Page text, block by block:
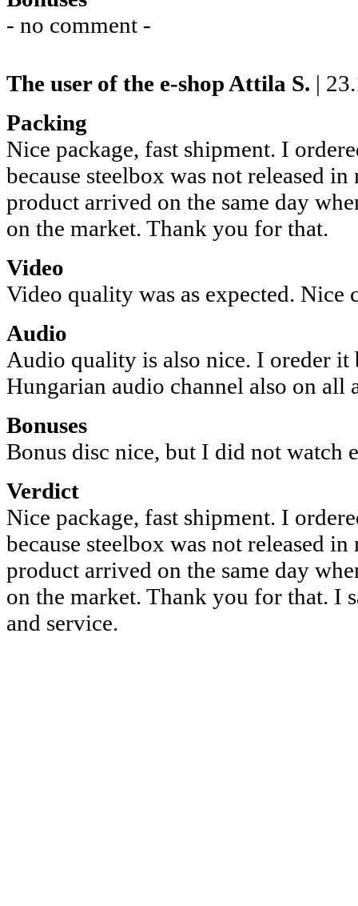
- no comment -
The user of the e-shop Attila S. |
Packing
Nice package, fast shipment. I
because steelbox was not released
product arrived on the same day
on the market. Thank you for that.
Video
Video quality was as expected. Nice
Audio
Audio quality is also nice. I oreder it
Hungarian audio channel also on all
Bonuses
Bonus disc nice, but I did not watch
Verdict
Nice package, fast shipment. I
because steelbox was not released
product arrived on the same day
on the market. Thank you for that. I
and service.